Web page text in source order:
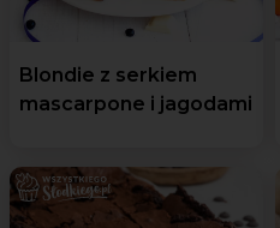
Blondie z serkiem
mascarpone i jagodami